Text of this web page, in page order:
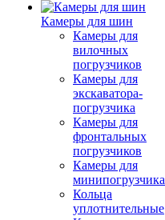
Камеры для шин
Камеры для
вилочных
погрузчиков
Камеры для
экскаватора-
погрузчика
Камеры для
фронтальных
погрузчиков
Камеры для
минипогрузчика
Кольца
уплотнительные